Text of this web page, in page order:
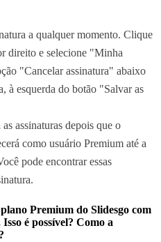
a qualquer momento. Clique
direito e selecione "Minha
"Cancelar assinatura" abaixo
à esquerda do botão "Salvar as
assinaturas depois que o
como usuário Premium até a
pode encontrar essas
Premium do Slidesgo com
é possível? Como a